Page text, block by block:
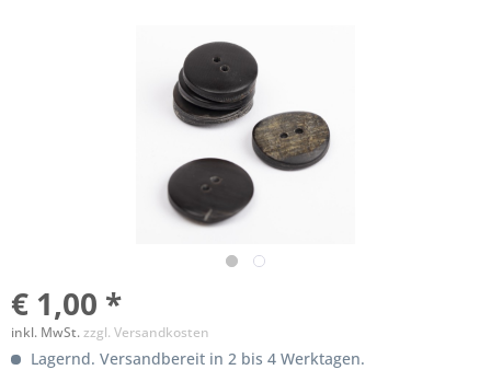
€ 1,00 *
inkl. MwSt.zzgl. Versandkosten
Lagernd. Versandbereit in 2 bis 4 Werktagen.